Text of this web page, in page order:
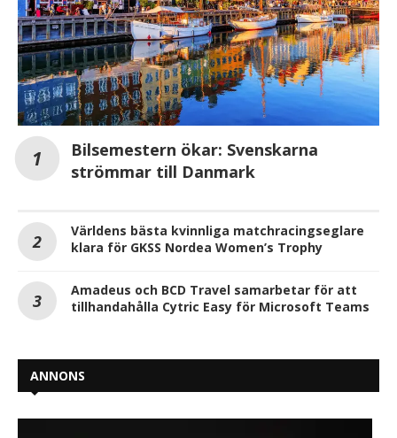
Bilsemestern ökar: Svenskarna
strömmar till Danmark
Världens bästa kvinnliga matchracingseglare
klara för GKSS Nordea Women’s Trophy
Amadeus och BCD Travel samarbetar för att
tillhandahålla Cytric Easy för Microsoft Teams
ANNONS